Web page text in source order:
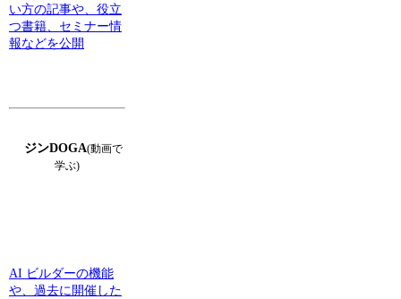
い方の記事や、役立
つ書籍、セミナー情
報などを公開
ジンDOGA(動画で
学ぶ)
AI ビルダーの機能
や、過去に開催した